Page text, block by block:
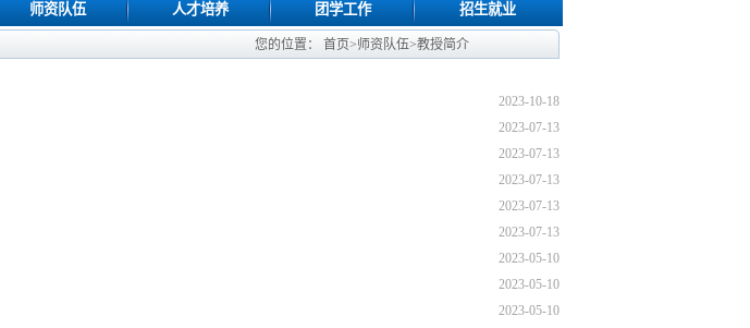
师资队伍 人才培养 团学工作 招生就业
您的位置： 首页>师资队伍>教授简介
2023-10-18
2023-07-13
2023-07-13
2023-07-13
2023-07-13
2023-07-13
2023-05-10
2023-05-10
2023-05-10